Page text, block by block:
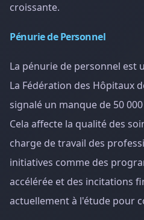
croissante.
Pénurie de Personnel
La pénurie de personnel est
La Fédération des Hôpitaux
signalé un manque de 50
Cela affecte la qualité des
charge de travail des
initiatives comme des
accélérée et des incitations
actuellement à l'étude pour